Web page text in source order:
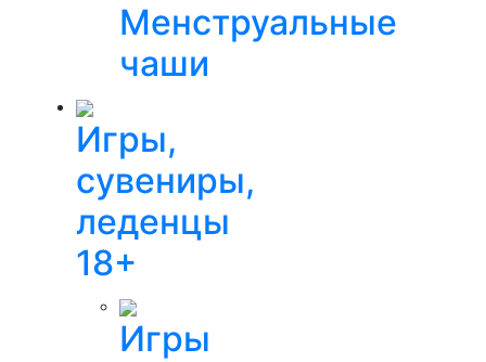
Менструальные
чаши
Игры,
сувениры,
леденцы
18+
Игры